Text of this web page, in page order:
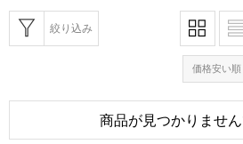
絞り込み
価格安い順
商品が見つかりません